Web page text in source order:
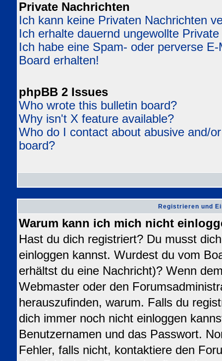
Private Nachrichten
Ich kann keine Privaten Nachrichten
Ich erhalte dauernd ungewollte
Ich habe eine Spam- oder perverse
Board erhalten!
phpBB 2 Issues
Who wrote this bulletin board?
Why isn't X feature available?
Who do I contact about abusive and/
board?
Registrieren und
Warum kann ich mich nicht
Hast du dich registriert? Du musst
einloggen kannst. Wurdest du vom
erhältst du eine Nachricht)? Wenn
Webmaster oder den
herauszufinden, warum. Falls du
dich immer noch nicht einloggen
Benutzernamen und das Passwort.
Fehler, falls nicht, kontaktiere den